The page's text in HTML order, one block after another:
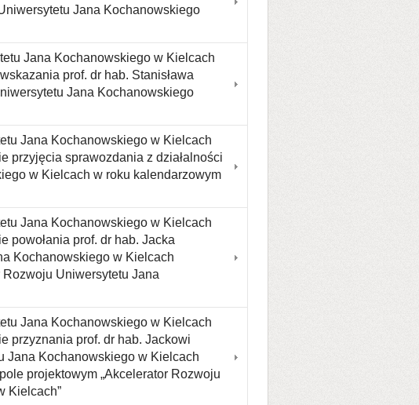
Jana Kochanowskiego
Jana Kochanowskiego w Kielcach
prof. dr hab. Stanisława
Jana Kochanowskiego
Jana Kochanowskiego w Kielcach
przyjęcia sprawozdania z działalności
w Kielcach w roku kalendarzowym
Jana Kochanowskiego w Kielcach
powołania prof. dr hab. Jacka
Kochanowskiego w Kielcach
Rozwoju Uniwersytetu Jana
Jana Kochanowskiego w Kielcach
przyznania prof. dr hab. Jackowi
Jana Kochanowskiego w Kielcach
projektowym „Akcelerator Rozwoju
Kielcach”